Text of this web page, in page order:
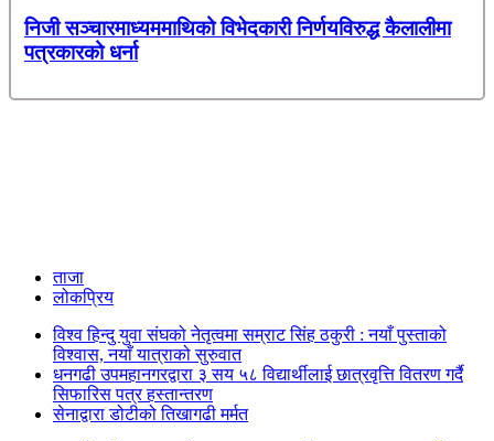
निजी सञ्चारमाध्यममाथिको विभेदकारी निर्णयविरुद्ध कैलालीमा
पत्रकारको धर्ना
ताजा
लोकप्रिय
विश्व हिन्दु युवा संघको नेतृत्वमा सम्राट सिंह ठकुरी : नयाँ पुस्ताको
विश्वास, नयाँ यात्राको सुरुवात
धनगढी उपमहानगरद्वारा ३ सय ५८ विद्यार्थीलाई छात्रवृत्ति वितरण गर्दै
सिफारिस पत्र हस्तान्तरण
सेनाद्वारा डोटीको तिखागढी मर्मत